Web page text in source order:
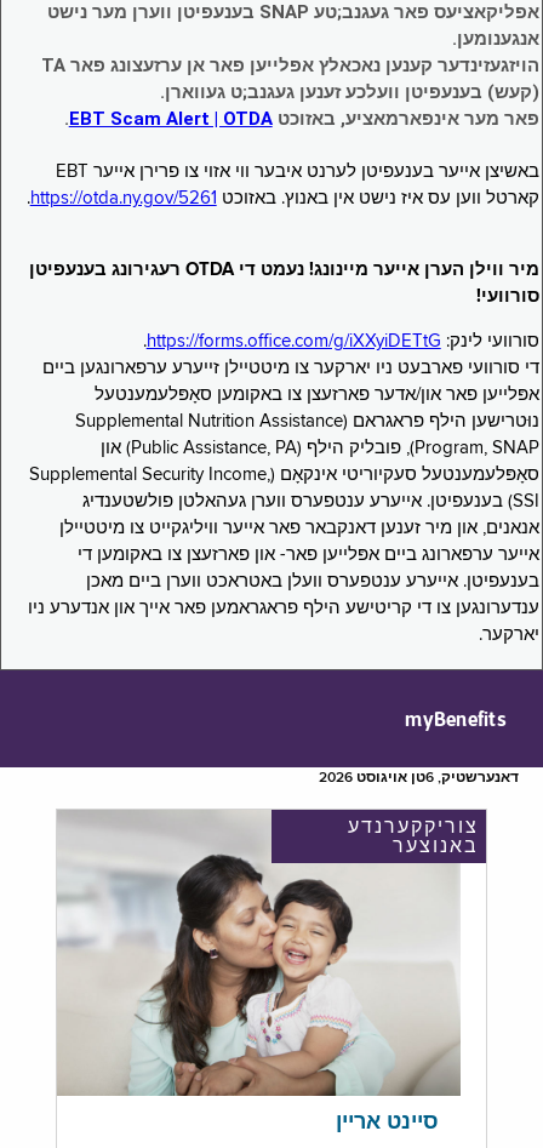
אפליקאציעס פאר געגנב;טע SNAP בענעפיטן ווערן מער נישט
אנגענומען.
הויזגעזינדער קענען נאכאלץ אפּלייען פאר אן ערזעצונג פאר TA
(קעש) בענעפיטן וועלכע זענען געגנב;ט געווארן.
פאר מער אינפארמאציע, באזוכטEBT Scam Alert | OTDA
.
באשיצן אייער בענעפיטן לערנט איבער ווי אזוי צו פרירן אייער EBT
קארטל ווען עס איז נישט אין באנוץ. באזוכט https://otda.ny.gov/5261
.
מיר ווילן הערן אייער מיינונג! נעמט די OTDA רעגירונג בענעפיטן
סורוועי!
סורוועי לינק: https://forms.office.com/g/iXXyiDETtG
.
די סורוועי פארבעט ניו יארקער צו מיטטיילן זייערע ערפארונגען ביים
אפּלייען פאר און/אדער פארזעצן צו באקומען סאָפּלעמענטעל
נוּטרישען הילף פראגראם (Supplemental Nutrition Assistance
Program, SNAP), פובליק הילף (Public Assistance, PA) און
סאָפּלעמענטעל סעקיוריטי אינקאָם (Supplemental Security Income,
SSI) בענעפיטן. אייערע ענטפערס ווערן געהאלטן פולשטענדיג
אנאנים, און מיר זענען דאנקבאר פאר אייער וויליגקייט צו מיטטיילן
אייער ערפארונג ביים אפּלייען פאר- און פארזעצן צו באקומען די
בענעפיטן. אייערע ענטפערס וועלן באטראכט ווערן ביים מאכן
ענדערונגען צו די קריטישע הילף פראגראמען פאר אייך און אנדערע ניו
יארקער.
myBenefits
דאנערשטיק, 6טן אויגוסט 2026
צוריקקערנדע
באנוצער
סיינט אריין